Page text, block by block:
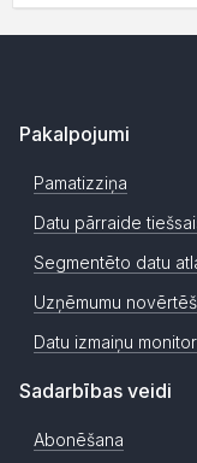
Pakalpojumi
Pamatizziņa
Datu pārraide
Segmentēto datu
Uzņēmumu
Datu izmaiņu
Sadarbības veidi
Abonēšana